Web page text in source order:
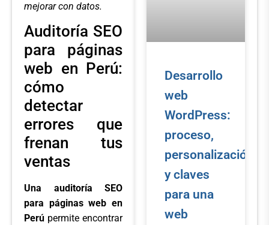
mejorar con datos.
Auditoría SEO
para páginas
web en Perú:
cómo
detectar
errores que
frenan tus
ventas
Una auditoría SEO
para páginas web en
Perú permite encontrar
Desarrollo
web
WordPress:
proceso,
personalización
y claves
para una
web